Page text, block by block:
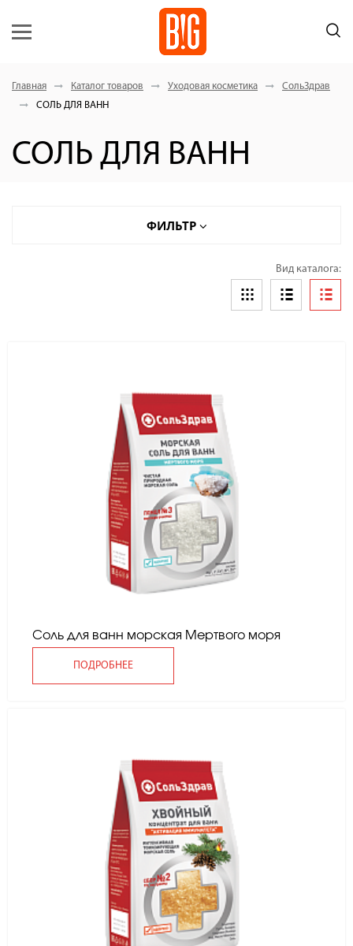
Главная Каталог товаров Уходовая косметика
СольЗдрав
СОЛЬ ДЛЯ ВАНН
СОЛЬ ДЛЯ ВАНН
ФИЛЬТР
Вид каталога:
Соль для ванн морская Мертвого моря
ПОДРОБНЕЕ